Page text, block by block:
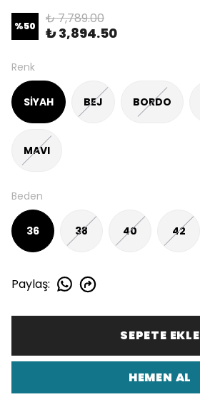
%50 ₺ 7,789.00
₺ 3,894.50
Renk
SİYAH BEJ BORDO
MAVI
Beden
36 38 40 42
Paylaş:
SEPETE EKLE
HEMEN AL